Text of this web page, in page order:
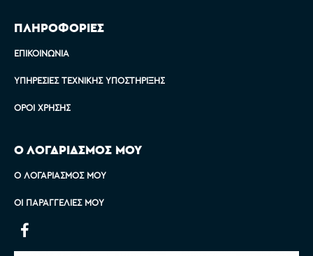
ΠΛΗΡΟΦΟΡΙΕΣ
ΕΠΙΚΟΙΝΩΝΊΑ
ΥΠΗΡΕΣΊΕΣ ΤΕΧΝΙΚΉΣ ΥΠΟΣΤΉΡΙΞΗΣ
ΌΡΟΙ ΧΡΉΣΗΣ
Ο ΛΟΓΑΡΙΑΣΜΟΣ ΜΟΥ
Ο ΛΟΓΑΡΙΑΣΜΌΣ ΜΟΥ
ΟΙ ΠΑΡΑΓΓΕΛΊΕΣ ΜΟΥ